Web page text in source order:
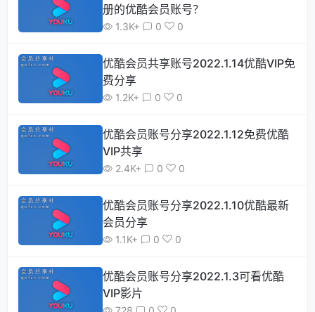
册的优酷会员账号？
1.3K+ 0 0
优酷会员共享账号2022.1.14优酷VIP免
费分享
1.2K+ 0 0
优酷会员账号分享2022.1.12免费优酷
VIP共享
2.4K+ 0 0
优酷会员账号分享2022.1.10优酷最新
会员分享
1.1K+ 0 0
优酷会员账号分享2022.1.3可看优酷
VIP影片